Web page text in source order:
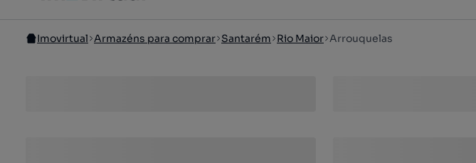
Imovirtual Armazéns para comprar Santarém Rio Maior Arrouquelas